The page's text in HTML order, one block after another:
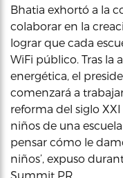
Bhatia exhortó a la
colaborar en la
lograr que cada
WiFi público. Tras la
energética, el
comenzará a
reforma del siglo
niños de una
pensar cómo le
niños’, expuso
Summit PR.